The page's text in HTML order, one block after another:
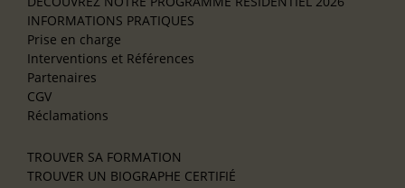
INFORMATIONS PRATIQUES
Prise en charge
Interventions et Références
Partenaires
CGV
Réclamations
TROUVER SA FORMATION
TROUVER UN BIOGRAPHE CERTIFIÉ